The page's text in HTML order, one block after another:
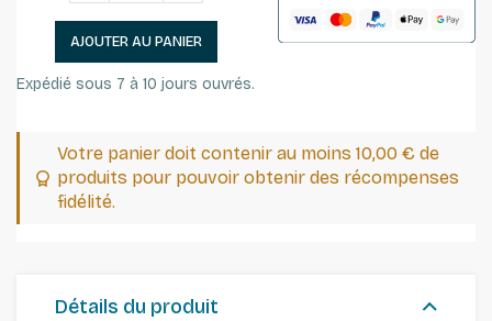
AJOUTER AU PANIER
Expédié sous 7 à 10 jours ouvrés.
Votre panier doit contenir au moins 10,00 € de
produits pour pouvoir obtenir des récompenses
fidélité.
Détails du produit